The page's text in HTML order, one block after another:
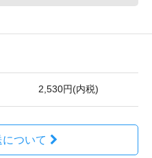
2,530円(内税)
ついて